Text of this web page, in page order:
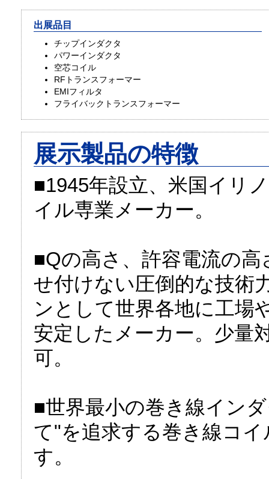
出展品目
チップインダクタ
パワーインダクタ
空芯コイル
RFトランスフォーマー
EMIフィルタ
フライバックトランスフォーマー
展示製品の特徴
■1945年設立、米国イリ
イル専業メーカー。
■Qの高さ、許容電流の
せ付けない圧倒的な技術
ンとして世界各地に工場
安定したメーカー。少量
可。
■世界最小の巻き線イン
て"を追求する巻き線コ
す。